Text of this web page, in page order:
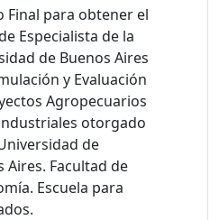
Final para obtener el
Especialista de la
de Buenos Aires
y Evaluación
Agropecuarios
otorgado
de
Aires. Facultad de
Escuela para